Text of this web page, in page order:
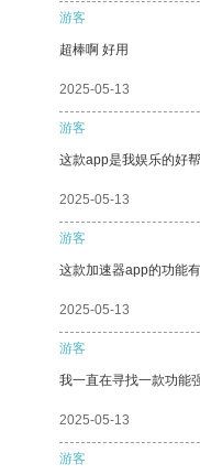
游客
超棒啊 好用
2025-05-13
游客
这款app是我娱乐的好
2025-05-13
游客
这款加速器app的功能
2025-05-13
游客
我一直在寻找一款功能
2025-05-13
游客